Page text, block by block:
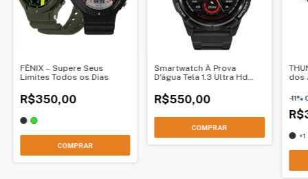
FÊNIX – Supere Seus
Limites Todos os Dias
R$350,00
COMPRAR
Smartwatch À Prova
D'água Tela 1.3 Ultra Hd
R$550,00
dos
-11%
+1